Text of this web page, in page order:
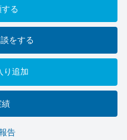
る
をする
り追加
績
告